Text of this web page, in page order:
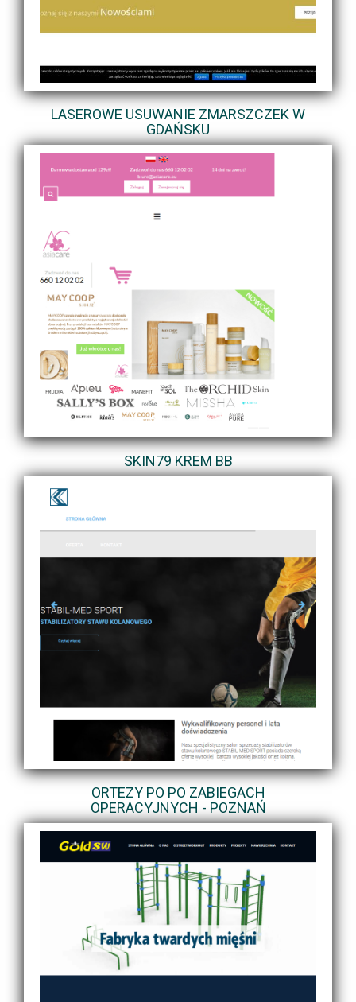
LASEROWE USUWANIE ZMARSZCZEK W
GDAŃSKU
SKIN79 KREM BB
ORTEZY PO PO ZABIEGACH
OPERACYJNYCH - POZNAŃ